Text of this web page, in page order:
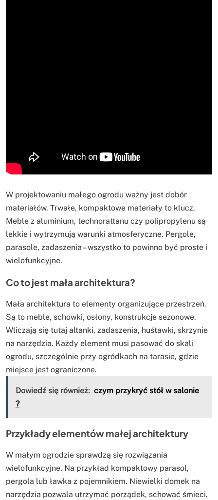
W projektowaniu małego ogrodu ważny jest dobór
materiałów. Trwałe, kompaktowe materiały to klucz.
Meble z aluminium, technorattanu czy polipropylenu są
lekkie i wytrzymują warunki atmosferyczne. Pergole,
parasole, zadaszenia – wszystko to powinno być proste i
wielofunkcyjne.
Co to jest mała architektura?
Mała architektura to elementy organizujące przestrzeń.
Są to meble, schowki, osłony, konstrukcje sezonowe.
Wliczają się tutaj altanki, zadaszenia, huśtawki, skrzynie
na narzędzia. Każdy element musi pasować do skali
ogrodu, szczególnie przy ogródkach na tarasie, gdzie
miejsce jest ograniczone.
Dowiedź się również: czym przykryć stół w salonie
?
Przykłady elementów małej architektury
W małym ogrodzie sprawdzą się rozwiązania
wielofunkcyjne. Na przykład kompaktowy parasol,
pergola lub ławka z pojemnikiem. Niewielki domek na
narzędzia pozwala utrzymać porządek, schować śmieci.